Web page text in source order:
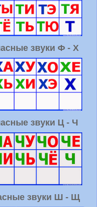
звуки Ф - Х
звуки Ц - Ч
звуки Ш - Щ